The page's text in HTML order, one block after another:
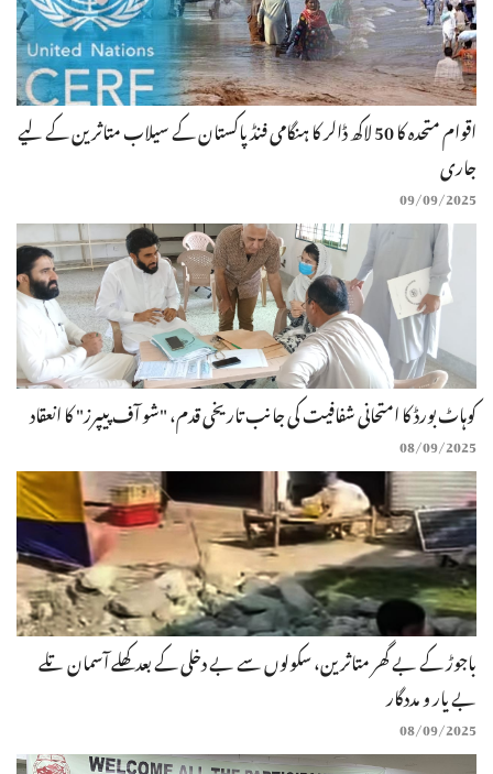
اقوام متحدہ کا 50 لاکھ ڈالر کا ہنگامی فنڈ پاکستان کے سیلاب متاثرین کے لیے
جاری
09/09/2025
کوہاٹ بورڈ کا امتحانی شفافیت کی جانب تاریخی قدم، "شو آف پیپرز" کا انعقاد
08/09/2025
باجوڑ کے بے گھر متاثرین، سکولوں سے بے دخلی کے بعد کھلے آسمان تلے
بے یار و مددگار
08/09/2025